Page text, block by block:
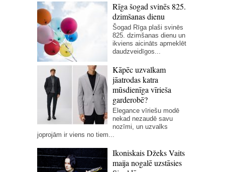
Rīga šogad svinēs 825.
dzimšanas dienu
Šogad Rīga plaši svinēs
825. dzimšanas dienu un
ikviens aicināts apmeklēt
daudzveidīgos...
Kāpēc uzvalkam
jāatrodas katra
mūsdienīga vīrieša
garderobē?
Elegance vīriešu modē
nekad nezaudē savu
nozīmi, un uzvalks
joprojām ir viens no tiem...
Ikoniskais Džeks Vaits
maija nogalē uzstāsies